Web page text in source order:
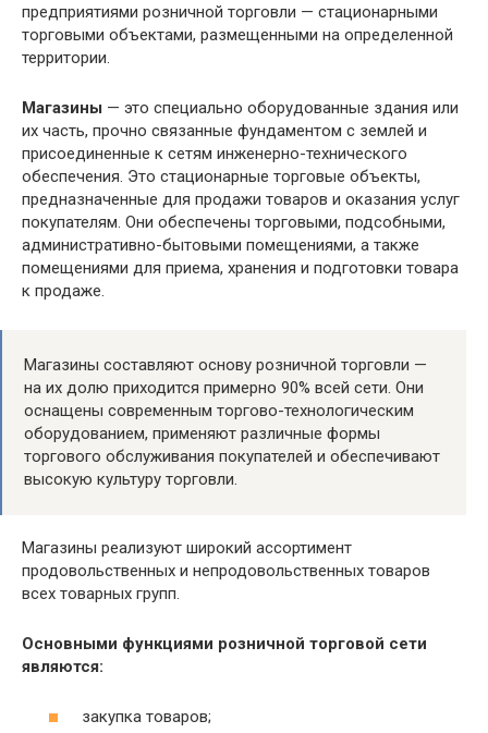
предприятиями розничной торговли — стационарными
торговыми объектами, размещенными на определенной
территории.
Магазины — это специально оборудованные здания или
их часть, прочно связанные фундаментом с землей и
присоединенные к сетям инженерно-технического
обеспечения. Это стационарные торговые объекты,
предназначенные для продажи товаров и оказания услуг
покупателям. Они обеспечены торговыми, подсобными,
административно-бытовыми помещениями, а также
помещениями для приема, хранения и подготовки товара
к продаже.
Магазины составляют основу розничной торговли —
на их долю приходится примерно 90% всей сети. Они
оснащены современным торгово-технологическим
оборудованием, применяют различные формы
торгового обслуживания покупателей и обеспечивают
высокую культуру торговли.
Магазины реализуют широкий ассортимент
продовольственных и непродовольственных товаров
всех товарных групп.
Основными функциями розничной торговой сети
являются:
закупка товаров;